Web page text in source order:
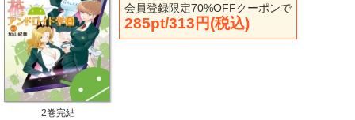
会員登録限定70%OFFクーポンで
285pt/313円(税込)
2巻完結